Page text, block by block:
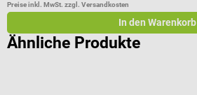
Preise inkl. MwSt. zzgl. Versandkosten
In den Warenkorb
Ähnliche Produkte